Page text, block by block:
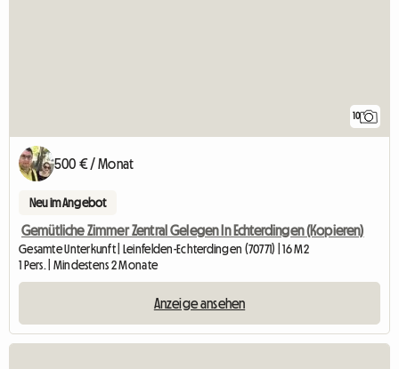
10
500 € / Monat
Neu im Angebot
Gemütliche Zimmer Zentral Gelegen In Echterdingen (Kopieren)
Gesamte Unterkunft | Leinfelden-Echterdingen (70771) | 16 M2
1 Pers. | Mindestens 2 Monate
Anzeige ansehen